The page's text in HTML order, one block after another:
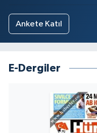
Ankete Katıl
E-Dergiler